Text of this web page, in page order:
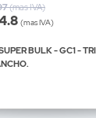
(mas IVA)
(mas IVA)
BULK - GC1 -